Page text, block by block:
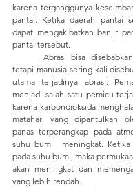
karena terganggunya
pantai. Ketika daerah pantai
dapat mengakibatkan banjir
pantai tersebut.
tetapi manusia sering kali
utama terjadinya abrasi.
menjadi salah satu pemicu
karena karbondioksida
matahari yang dipantulkan
panas terperangkap pada
suhu bumi  meningkat. Ketika
pada suhu bumi, maka
akan meningkat dan
yang lebih rendah.